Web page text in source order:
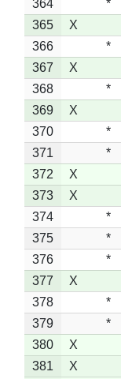
364 *
365
X
366
*
367
X
368
*
369
X
370
*
371
*
372
X
373
X
374
*
375
*
376
*
377
X
378
*
379
*
380
X
381
X